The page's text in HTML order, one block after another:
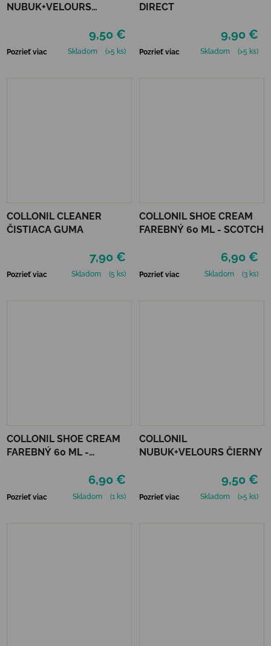
NUBUK+VELOURS
9,50 €
Pozrieť viac Skladom (>5 ks)
DIRECT
9,90 €
Pozrieť viac Skladom (>5 ks)
COLLONIL CLEANER
ČISTIACA GUMA
7,90 €
Pozrieť viac Skladom (5 ks)
COLLONIL SHOE CREAM
FAREBNÝ 60 ML - SCOTCH
6,90 €
Pozrieť viac Skladom (3 ks)
COLLONIL SHOE CREAM
FAREBNÝ 60 ML -
6,90 €
Pozrieť viac Skladom (1 ks)
COLLONIL
NUBUK+VELOURS ČIERNY
9,50 €
Pozrieť viac Skladom (>5 ks)